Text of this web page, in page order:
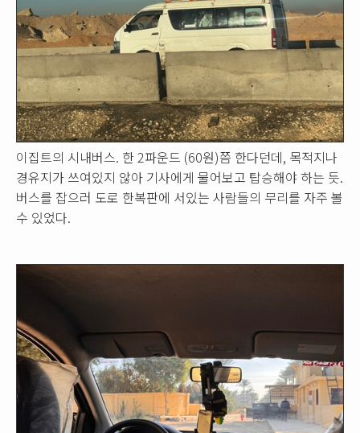
이집트의 시내버스. 한 2파운드 (60원)쯤 한다던데, 목적지나
경유지가 쓰여있지 않아 기사에게 물어보고 탑승해야 하는 듯.
버스를 잡으러 도로 한복판에 서있는 사람들의 무리를 자주 볼
수 있었다.